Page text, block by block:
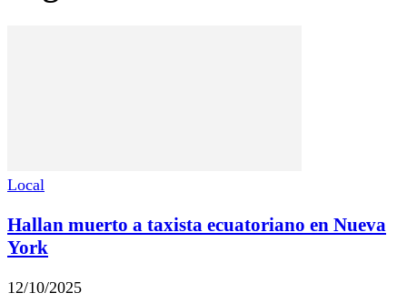
Local
Hallan muerto a taxista ecuatoriano en Nueva
York
12/10/2025